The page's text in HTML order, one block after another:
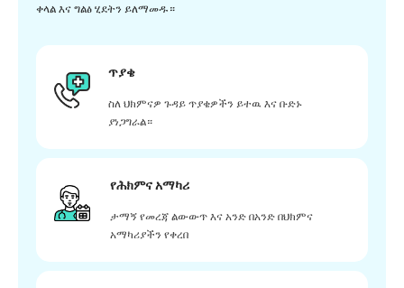
ቀላል እና ግልፅ ሂደትን ይለማመዱ።
ጥያቄ
ስለ ህክምናዎ ጉዳይ ጥያቄዎችን ይተዉ እና ቡድኑ
ያነጋግራል።
የሕክምና አማካሪ
ታማኝ የመረጃ ልውውጥ እና አንድ በአንድ በህክምና
አማካሪያችን የቀረበ